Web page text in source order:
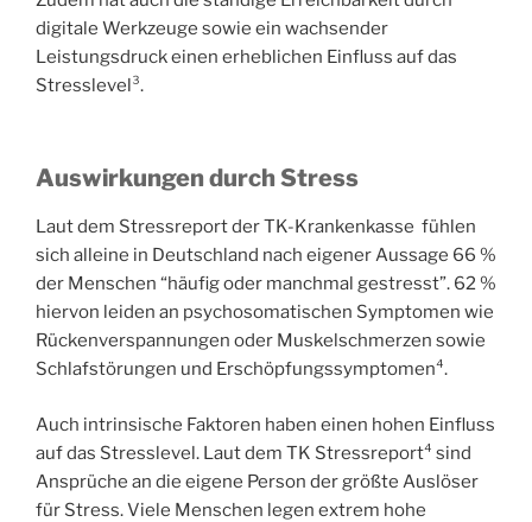
digitale Werkzeuge sowie ein wachsender
Leistungsdruck einen erheblichen Einfluss auf das
Stresslevel³.
Auswirkungendurch Stress
Laut dem Stressreport der TK-Krankenkasse fühlen
sich alleine in Deutschland nach eigener Aussage 66 %
der Menschen “häufig oder manchmal gestresst”. 62 %
hiervon leiden an psychosomatischen Symptomen wie
Rückenverspannungen oder Muskelschmerzen sowie
Schlafstörungen und Erschöpfungssymptomen⁴.
Auch intrinsische Faktoren haben einen hohen Einfluss
auf das Stresslevel. Laut dem TK Stressreport⁴ sind
Ansprüche an die eigene Person der größte Auslöser
für Stress. Viele Menschen legen extrem hohe